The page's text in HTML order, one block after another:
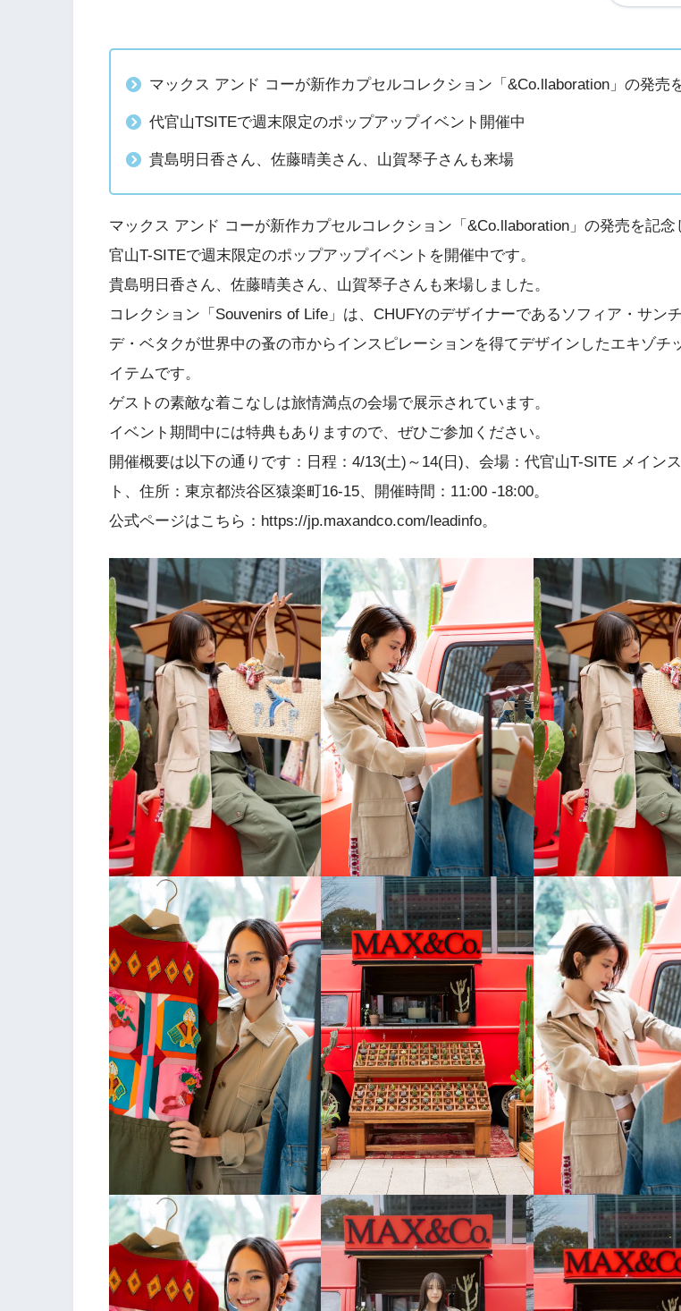
マックス アンド コーが新作カプセルコレクション「&Co.llaboration」の発売
代官山TSITEで週末限定のポップアップイベント開催中
貴島明日香さん、佐藤晴美さん、山賀琴子さんも来場
マックス アンド コーが新作カプセルコレクション「&Co.llaboration」の発売を記念
官山T-SITEで週末限定のポップアップイベントを開催中です。
貴島明日香さん、佐藤晴美さん、山賀琴子さんも来場しました。
コレクション「Souvenirs of Life」は、CHUFYのデザイナーであるソフィア・サンチ
デ・ベタクが世界中の蚤の市からインスピレーションを得てデザインしたエキゾチ
イテムです。
ゲストの素敵な着こなしは旅情満点の会場で展示されています。
イベント期間中には特典もありますので、ぜひご参加ください。
開催概要は以下の通りです：日程：4/13(土)～14(日)、会場：代官山T-SITE メイン
ト、住所：東京都渋谷区猿楽町16-15、開催時間：11:00 -18:00。
公式ページはこちら：https://jp.maxandco.com/leadinfo。